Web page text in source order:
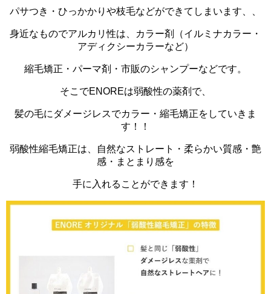
パサつき・ひっかかりや枝毛などができてしまいます、、
身近なものでアルカリ性は、カラー剤（イルミナカラー・
アディクシーカラーなど）
縮毛矯正・パーマ剤・市販のシャンプーなどです。
そこでENOREは弱酸性の薬剤で、
髪の毛にダメージレスでカラー・縮毛矯正をしていきま
す！！
弱酸性縮毛矯正は、自然なストレート・柔らかい質感・艶
感・まとまり感を
手に入れることができます！